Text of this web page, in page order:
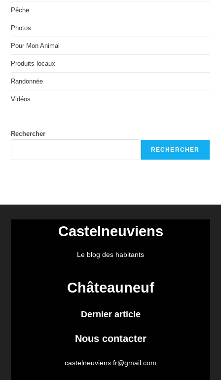
Pêche
Photos
Pour Mon Animal
Produits locaux
Randonnée
Vidéos
Rechercher
RECHERCHER
Castelneuviens
Le blog des habitants
Châteauneuf
Dernier article
Nous contacter
castelneuviens.fr@gmail.com